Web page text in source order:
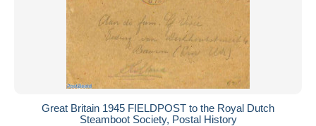
Great Britain 1945 FIELDPOST to the Royal Dutch
Steamboot Society, Postal History